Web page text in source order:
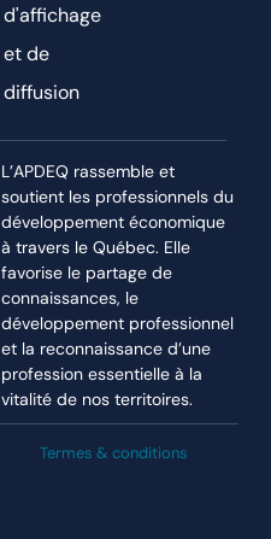
d'affichage
et de
diffusion
L’APDEQ rassemble et
soutient les professionnels du
développement économique
à travers le Québec. Elle
favorise le partage de
connaissances, le
développement professionnel
et la reconnaissance d’une
profession essentielle à la
vitalité de nos territoires.
Termes & conditions